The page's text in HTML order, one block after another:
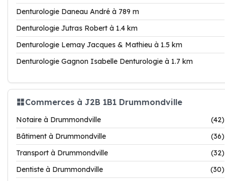
Denturologie Daneau André à 789 m
Denturologie Jutras Robert à 1.4 km
Denturologie Lemay Jacques & Mathieu à 1.5 km
Denturologie Gagnon Isabelle Denturologie à 1.7 km
Commerces à J2B 1B1 Drummondville
Notaire à Drummondville
(42)
Bâtiment à Drummondville
(36)
Transport à Drummondville
(32)
Dentiste à Drummondville
(30)